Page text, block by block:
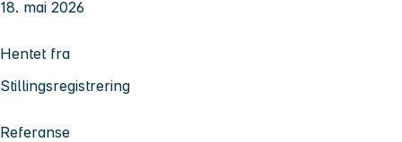
18. mai 2026
Hentet fra
Stillingsregistrering
Referanse